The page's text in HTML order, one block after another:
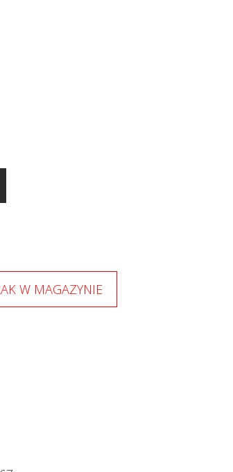
W MAGAZYNIE